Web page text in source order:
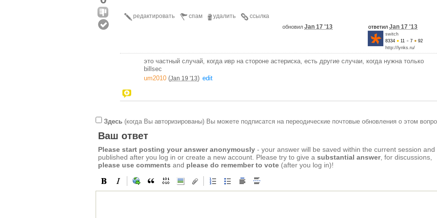
ссылка
удалить
спам
редактировать
ответил Jan 17 '13
switch
8334 ● 11 ● 7 ● 92
http://lynks.ru/
обновил Jan 17 '13
это частный случай, когда ивр на стороне астериска, есть другие случаи, когда нужна только
billsec
um2010 (Jan 19 '13) edit
Здесь (когда Вы авторизированы) Вы можете подписатся на переодические почтовые обновления о этом
Ваш ответ
Please start posting your answer anonymously - your answer will be saved within the current session and
published after you log in or create a new account. Please try to give a substantial answer, for discussions,
please use comments and please do remember to vote (after you log in)!